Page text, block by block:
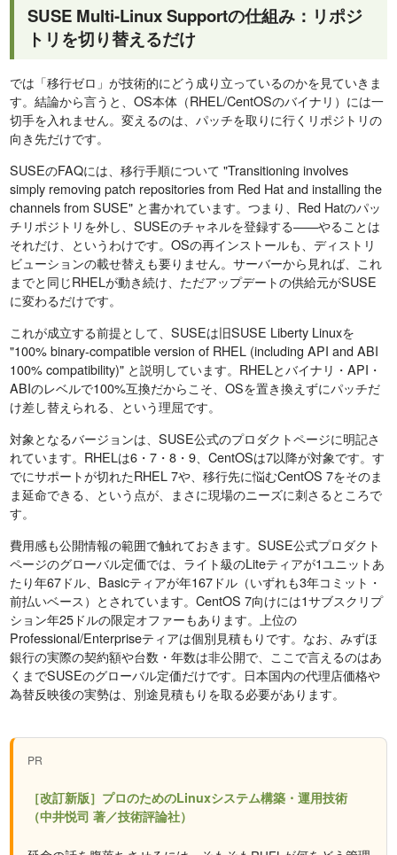
SUSE Multi-Linux Supportの仕組み：リポジ
トリを切り替えるだけ
では「移行ゼロ」が技術的にどう成り立っているのかを見ていきま
す。結論から言うと、OS本体（RHEL/CentOSのバイナリ）には一
切手を入れません。変えるのは、パッチを取りに行くリポジトリの
向き先だけです。
SUSEのFAQには、移行手順について "Transitioning involves
simply removing patch repositories from Red Hat and installing the
channels from SUSE" と書かれています。つまり、Red Hatのパッ
チリポジトリを外し、SUSEのチャネルを登録する——やることは
それだけ、というわけです。OSの再インストールも、ディストリ
ビューションの載せ替えも要りません。サーバーから見れば、これ
までと同じRHELが動き続け、ただアップデートの供給元がSUSE
に変わるだけです。
これが成立する前提として、SUSEは旧SUSE Liberty Linuxを
"100% binary-compatible version of RHEL (including API and ABI
100% compatibility)" と説明しています。RHELとバイナリ・API・
ABIのレベルで100%互換だからこそ、OSを置き換えずにパッチだ
け差し替えられる、という理屈です。
対象となるバージョンは、SUSE公式のプロダクトページに明記さ
れています。RHELは6・7・8・9、CentOSは7以降が対象です。す
でにサポートが切れたRHEL 7や、移行先に悩むCentOS 7をそのま
ま延命できる、という点が、まさに現場のニーズに刺さるところで
す。
費用感も公開情報の範囲で触れておきます。SUSE公式プロダクト
ページのグローバル定価では、ライト級のLiteティアが1ユニットあ
たり年67ドル、Basicティアが年167ドル（いずれも3年コミット・
前払いベース）とされています。CentOS 7向けには1サブスクリプ
ション年25ドルの限定オファーもあります。上位の
Professional/Enterpriseティアは個別見積もりです。なお、みずほ
銀行の実際の契約額や台数・年数は非公開で、ここで言えるのはあ
くまでSUSEのグローバル定価だけです。日本国内の代理店価格や
為替反映後の実勢は、別途見積もりを取る必要があります。
PR
［改訂新版］プロのためのLinuxシステム構築・運用技術
（中井悦司 著／技術評論社）